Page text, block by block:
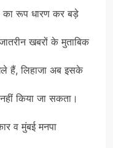
का रूप धारण कर बड़े
खबरों के मुताबिक
हैं, लिहाजा अब इसके
किया जा सकता।
व मुंबई मनपा